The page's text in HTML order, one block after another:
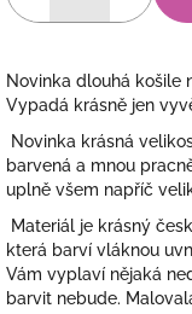
Novinka dlouhá košile
Vypadá krásně jen
Novinka krásná
barvená a mnou
uplně všem napříč
Materiál je krásný
která barví vláknou
Vám vyplaví nějaká
barvit nebude.